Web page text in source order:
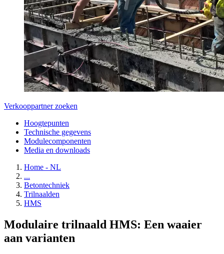
Verkooppartner zoeken
Hoogtepunten
Technische gegevens
Modulecomponenten
Media en downloads
Home - NL
...
Betontechniek
Trilnaalden
HMS
Modulaire trilnaald HMS: Een waaier
aan varianten